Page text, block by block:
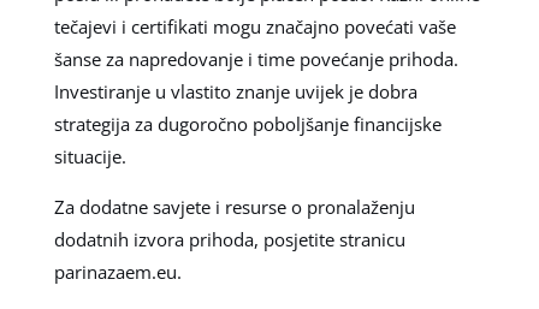
tečajevi i certifikati mogu značajno povećati vaše
šanse za napredovanje i time povećanje prihoda.
Investiranje u vlastito znanje uvijek je dobra
strategija za dugoročno poboljšanje financijske
situacije.
Za dodatne savjete i resurse o pronalaženju
dodatnih izvora prihoda, posjetite stranicu
parinazaem.eu.